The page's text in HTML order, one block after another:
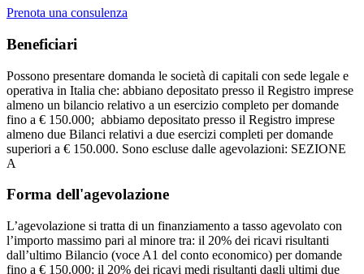
Prenota una consulenza
Beneficiari
Possono presentare domanda le società di capitali con sede legale e
operativa in Italia che: abbiano depositato presso il Registro imprese
almeno un bilancio relativo a un esercizio completo per domande
fino a € 150.000; abbiamo depositato presso il Registro imprese
almeno due Bilanci relativi a due esercizi completi per domande
superiori a € 150.000. Sono escluse dalle agevolazioni: SEZIONE
A
Forma dell'agevolazione
L’agevolazione si tratta di un finanziamento a tasso agevolato con
l’importo massimo pari al minore tra: il 20% dei ricavi risultanti
dall’ultimo Bilancio (voce A1 del conto economico) per domande
fino a € 150.000; il 20% dei ricavi medi risultanti dagli ultimi due